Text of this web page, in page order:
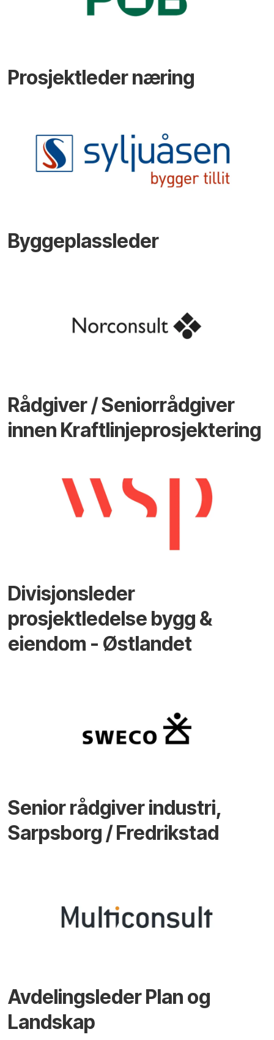
Prosjektleder næring
Byggeplassleder
Rådgiver / Seniorrådgiver
innen Kraftlinjeprosjektering
Divisjonsleder
prosjektledelse bygg &
eiendom - Østlandet
Senior rådgiver industri,
Sarpsborg / Fredrikstad
Avdelingsleder Plan og
Landskap